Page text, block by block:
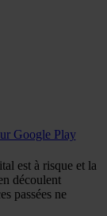
Google Play
est à risque et la
découlent
passées ne